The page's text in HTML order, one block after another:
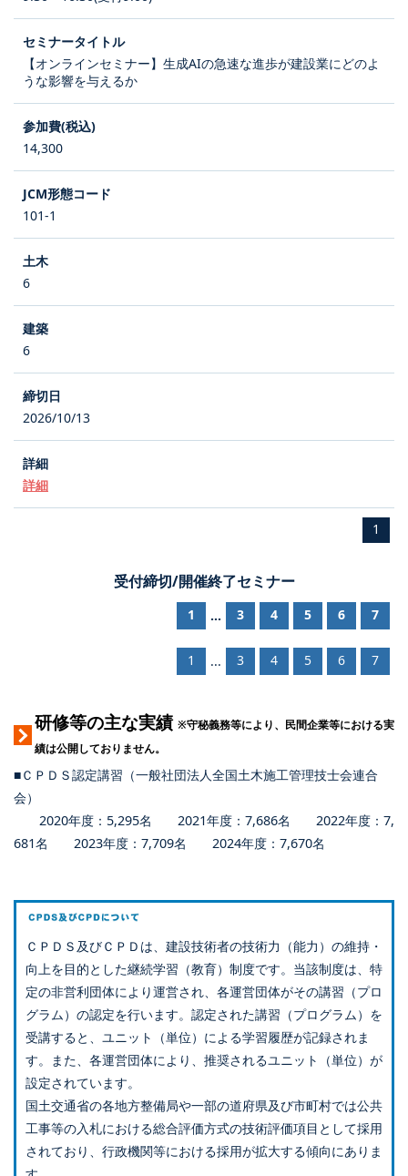
【オンラインセミナー】生成AIの急速な進歩が建設業にどのよ
うな影響を与えるか
14,300
101-1
6
6
2026/10/13
詳細
1
受付締切/開催終了セミナー
1 ... 3 4 5 6 7
1 ... 3 4 5 6 7
研修等の主な実績 ※守秘義務等により、民間企業等における実
績は公開しておりません。
■ＣＰＤＳ認定講習（一般社団法人全国土木施工管理技士会連合
会）
2020年度：5,295名 2021年度：7,686名 2022年度：7,
681名 2023年度：7,709名 2024年度：7,670名
ＣＰＤＳ及びＣＰＤは、建設技術者の技術力（能力）の維持・
向上を目的とした継続学習（教育）制度です。当該制度は、特
定の非営利団体により運営され、各運営団体がその講習（プロ
グラム）の認定を行います。認定された講習（プログラム）を
受講すると、ユニット（単位）による学習履歴が記録されま
す。また、各運営団体により、推奨されるユニット（単位）が
設定されています。
国土交通省の各地方整備局や一部の道府県及び市町村では公共
工事等の入札における総合評価方式の技術評価項目として採用
されており、行政機関等における採用が拡大する傾向にありま